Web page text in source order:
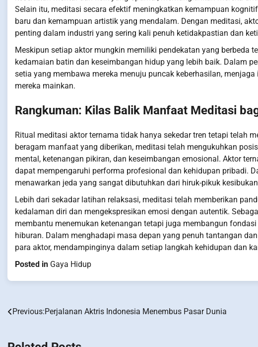
Selain itu, meditasi secara efektif meningkatkan kemampuan
baru dan kemampuan artistik yang mendalam. Dengan meditasi,
penting dalam industri yang sering kali penuh ketidakpastian dan
Meskipun setiap aktor mungkin memiliki pendekatan yang berbeda
kedamaian batin dan keseimbangan hidup yang lebih baik. Dalam
setia yang membawa mereka menuju puncak keberhasilan,
mereka mainkan.
Rangkuman: Kilas Balik Manfaat Meditasi
Ritual meditasi aktor ternama tidak hanya sekedar tren tetapi telah
beragam manfaat yang diberikan, meditasi telah mengukuhkan
mental, ketenangan pikiran, dan keseimbangan emosional. Aktor
dapat mempengaruhi performa profesional dan kehidupan pribadi.
menawarkan jeda yang sangat dibutuhkan dari hiruk-pikuk
Lebih dari sekadar latihan relaksasi, meditasi telah memberikan
kedalaman diri dan mengekspresikan emosi dengan autentik.
membantu menemukan ketenangan tetapi juga membangun
hiburan. Dalam menghadapi masa depan yang penuh tantangan
para aktor, mendampinginya dalam setiap langkah kehidupan dan
Posted in Gaya Hidup
Post
Previous:Perjalanan Aktris Indonesia Menembus Pasar Dunia